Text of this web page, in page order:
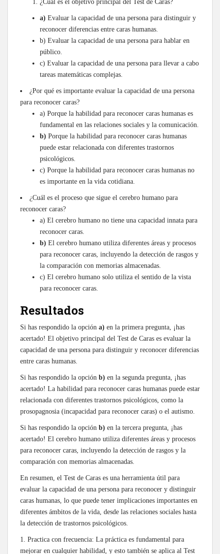
¿Cuál es el objetivo principal del Test de Caras?
a) Evaluar la capacidad de una persona para distinguir y
reconocer diferencias entre caras humanas.
b) Evaluar la capacidad de una persona para hablar en
público.
c) Evaluar la capacidad de una persona para llevar a cabo
tareas matemáticas complejas.
¿Por qué es importante evaluar la capacidad de una persona
para reconocer caras?
a) Porque la habilidad para reconocer caras humanas es
fundamental en las relaciones sociales y la comunicación.
b) Porque la habilidad para reconocer caras humanas
puede estar relacionada con diferentes trastornos
psicológicos.
c) Porque la habilidad para reconocer caras humanas no
es importante en la vida cotidiana.
¿Cuál es el proceso que sigue el cerebro humano para
reconocer caras?
a) El cerebro humano no tiene una capacidad innata para
reconocer caras.
b) El cerebro humano utiliza diferentes áreas y procesos
para reconocer caras, incluyendo la detección de rasgos y
la comparación con memorias almacenadas.
c) El cerebro humano solo utiliza el sentido de la vista
para reconocer caras.
Resultados
Si has respondido la opción a) en la primera pregunta, ¡has
acertado! El objetivo principal del Test de Caras es evaluar la
capacidad de una persona para distinguir y reconocer diferencias
entre caras humanas.
Si has respondido la opción b) en la segunda pregunta, ¡has
acertado! La habilidad para reconocer caras humanas puede estar
relacionada con diferentes trastornos psicológicos, como la
prosopagnosia (incapacidad para reconocer caras) o el autismo.
Si has respondido la opción b) en la tercera pregunta, ¡has
acertado! El cerebro humano utiliza diferentes áreas y procesos
para reconocer caras, incluyendo la detección de rasgos y la
comparación con memorias almacenadas.
En resumen, el Test de Caras es una herramienta útil para
evaluar la capacidad de una persona para reconocer y distinguir
caras humanas, lo que puede tener implicaciones importantes en
diferentes ámbitos de la vida, desde las relaciones sociales hasta
la detección de trastornos psicológicos.
1. Practica con frecuencia: La práctica es fundamental para
mejorar en cualquier habilidad, y esto también se aplica al Test